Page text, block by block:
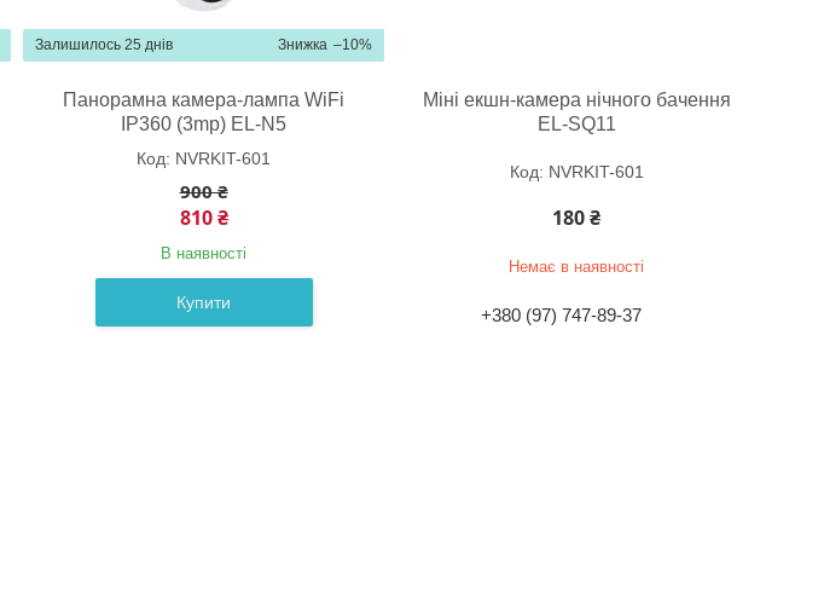
–10%
Залишилось 25 днів
Панорамна камера-лампа WiFi
IP360 (3mp) EL-N5
NVRKIT-601
900 ₴
810 ₴
В наявності
Купити
Міні екшн-камера нічного бачення
EL-SQ11
NVRKIT-601
180 ₴
Немає в наявності
+380 (97) 747-89-37